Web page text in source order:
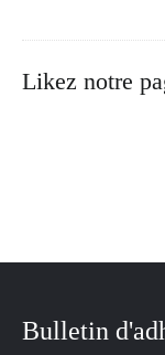
Likez notre
Bulletin